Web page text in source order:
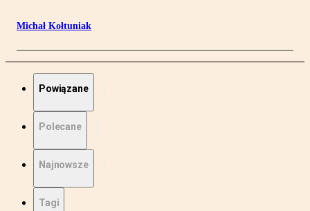
Michał Kołtuniak
Powiązane
Polecane
Najnowsze
Tagi